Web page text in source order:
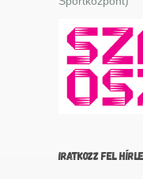
IRATKOZZ FEL